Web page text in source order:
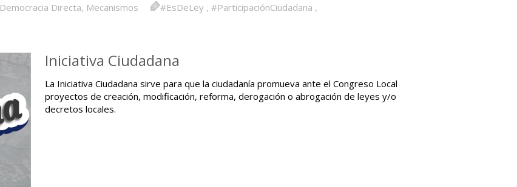
Democracia Directa, Mecanismos #EsDeLey , #ParticipaciónCiudadana ,
Iniciativa Ciudadana
La Iniciativa Ciudadana sirve para que la ciudadanía promueva ante el Congreso Local
proyectos de creación, modificación, reforma, derogación o abrogación de leyes y/o
decretos locales.